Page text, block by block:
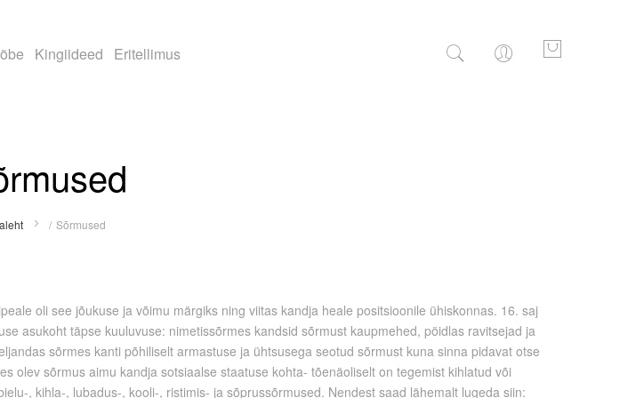
Kingiideed Eritellimus
Sõrmused
oli see jõukuse ja võimu märgiks ning viitas kandja heale positsioonile ühiskonnas. 16. saj
asukoht täpse kuuluvuse: nimetissõrmes kandsid sõrmust kaupmehed, pöidlas ravitsejad ja
sõrmes kanti põhiliselt armastuse ja ühtsusega seotud sõrmust kuna sinna pidavat otse
olev sõrmus aimu kandja sotsiaalse staatuse kohta- tõenäoliselt on tegemist kihlatud või
, kihla-, lubadus-, kooli-, ristimis- ja sõprussõrmused. Nendest saad lähemalt lugeda siin: